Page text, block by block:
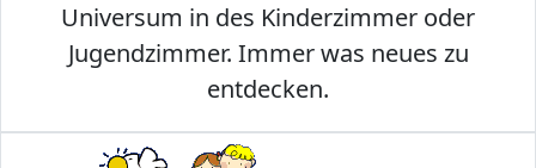
Universum in des Kinderzimmer oder
Jugendzimmer. Immer was neues zu
entdecken.